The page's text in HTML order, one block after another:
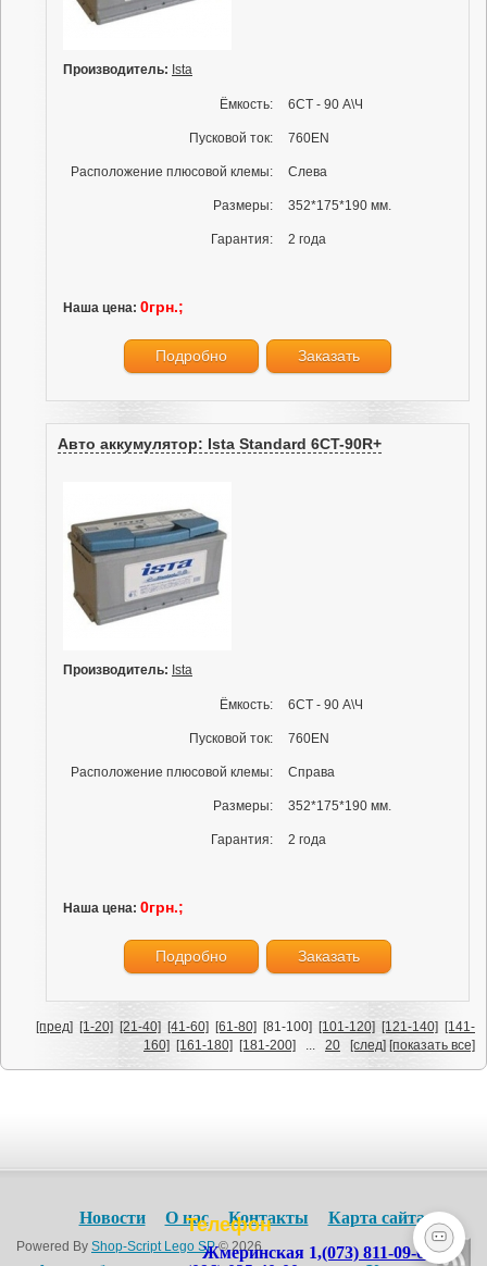
Производитель: Ista
Ёмкость: 6СТ - 90 А\Ч
Пусковой ток: 760EN
Расположение плюсовой клемы: Слева
Размеры: 352*175*190 мм.
Гарантия: 2 года
Наша цена: 0грн.;
Подробно Заказать
Авто аккумулятор: Ista Standard 6CT-90R+
Производитель: Ista
Ёмкость: 6СТ - 90 А\Ч
Пусковой ток: 760EN
Расположение плюсовой клемы: Справа
Размеры: 352*175*190 мм.
Гарантия: 2 года
Наша цена: 0грн.;
Подробно Заказать
[пред] [1-20] [21-40] [41-60] [61-80] [81-100] [101-120] [121-140] [141-
160] [161-180] [181-200] 20 [след] [показать все]
Новости О нас Контакты Карта сайта
Powered By Shop-Script Lego SP© 2026
Телефон
Жмеринская 1,(073) 811-09-09,